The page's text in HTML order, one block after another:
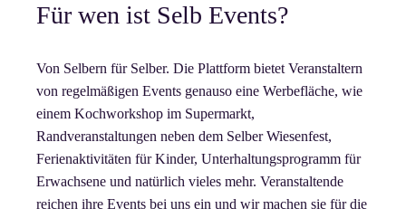
Für wen ist Selb Events?
Von Selbern für Selber. Die Plattform bietet Veranstaltern
von regelmäßigen Events genauso eine Werbefläche, wie
einem Kochworkshop im Supermarkt,
Randveranstaltungen neben dem Selber Wiesenfest,
Ferienaktivitäten für Kinder, Unterhaltungsprogramm für
Erwachsene und natürlich vieles mehr. Veranstaltende
reichen ihre Events bei uns ein und wir machen sie für die